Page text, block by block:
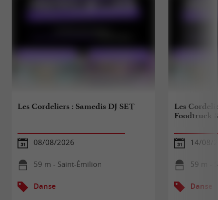
Les Cordeliers : Samedis DJ SET
08/08/2026
59 m - Saint-Émilion
Danse
Les
Foodtruck
14/08/
59 m -
Danse